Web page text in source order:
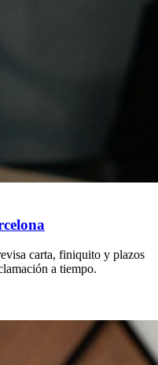
carta, finiquito y plazos
a tiempo.